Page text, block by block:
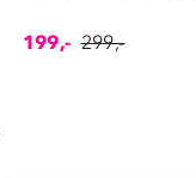
199,- 299,-